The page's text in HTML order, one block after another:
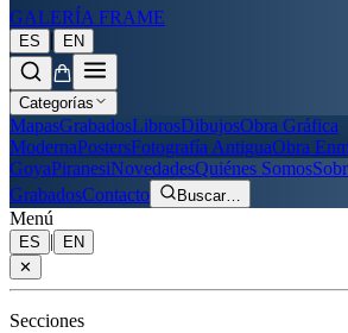
GALERÍA FRAME
ES | EN
Categorías
MapasGrabadosLibrosDibujosObra Gráfica
ModernaPostersFotografía AntiguaObra
GoyaPiranesiNovedadesQuiénes Somos
GrabadosContacto Buscar…
Menú
ES |
EN
✕
Secciones